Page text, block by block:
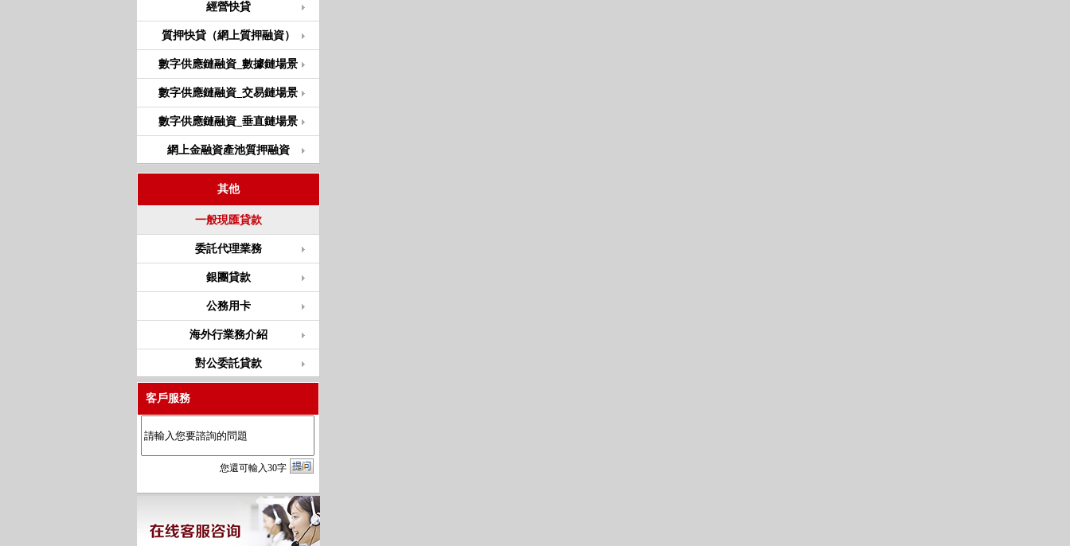
經營快貸
質押快貸（網上質押融資）
數字供應鏈融資_數據鏈場景
數字供應鏈融資_交易鏈場景
數字供應鏈融資_垂直鏈場景
網上金融資產池質押融資
其他
一般現匯貸款
委託代理業務
銀團貸款
公務用卡
海外行業務介紹
對公委託貸款
客戶服務
您還可輸入30字